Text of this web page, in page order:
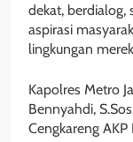
dekat, berdialog,
aspirasi
lingkungan
Kapolres Metro
Bennyahdi,
Cengkareng AKP